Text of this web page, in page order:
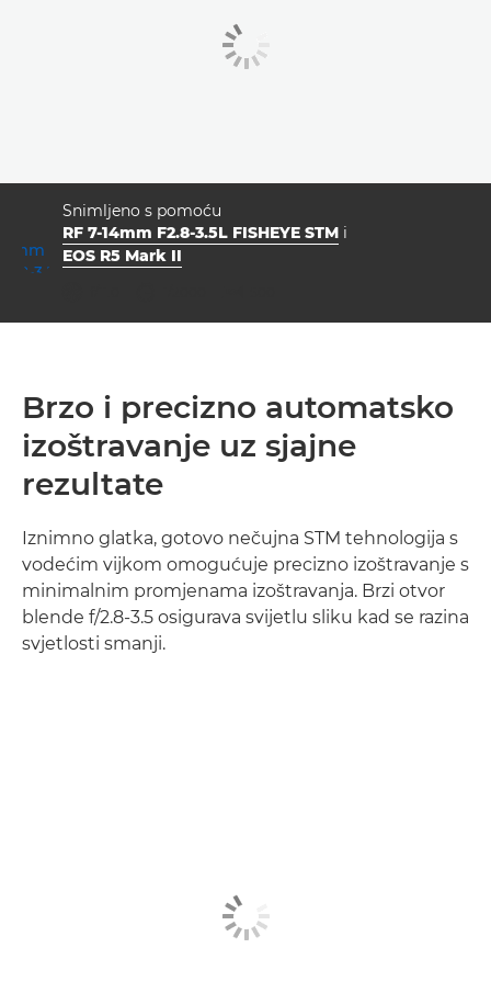
Snimljeno s pomoću
RF 7-14mm F2.8-3.5L FISHEYE STM i
EOS R5 Mark II
Brzo i precizno automatsko
izoštravanje uz sjajne
rezultate
Iznimno glatka, gotovo nečujna STM tehnologija s
vodećim vijkom omogućuje precizno izoštravanje s
minimalnim promjenama izoštravanja. Brzi otvor
blende f/2.8-3.5 osigurava svijetlu sliku kad se razina
svjetlosti smanji.